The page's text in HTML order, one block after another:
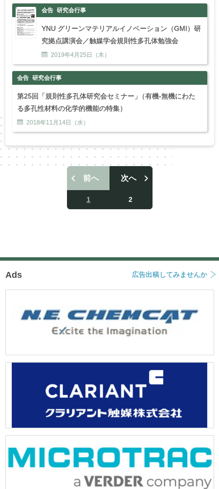
会告 研究会行事
YNU グリーンマテリアルイノベーション（GMI）研
究拠点講演会／触媒学会規則性多孔体勉強会
2019年4月25日（木）
会告 研究会行事
第25回「規則性多孔体研究会セミナー 」
（有機-無機にわた
る多孔性材料の化学的機能の特集）
2018年11 月 14日（水）
投
ビ
前へ
1 2
次へ
Ads 広告出稿してみませんか